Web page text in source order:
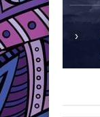
02:00
03:00
33°C
‹